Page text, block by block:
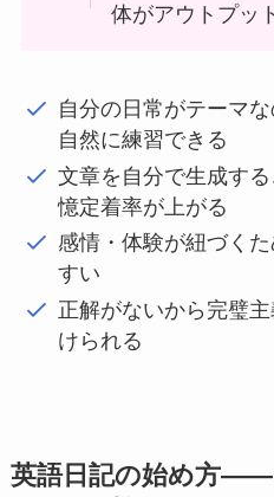
体がアウトプッ
自分の日常がテーマ
自然に練習できる
文章を自分で生成す
憶定着率が上がる
感情・体験が紐づく
すい
正解がないから完璧
けられる
英語日記の始め方